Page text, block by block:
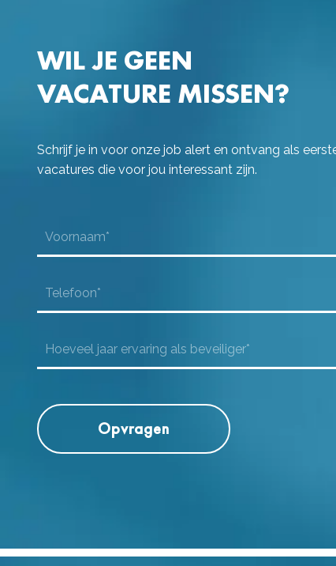
WIL JE GEEN
VACATURE MISSEN?
Schrijf je in voor onze job alert en ontvang als
vacatures die voor jou interessant zijn.